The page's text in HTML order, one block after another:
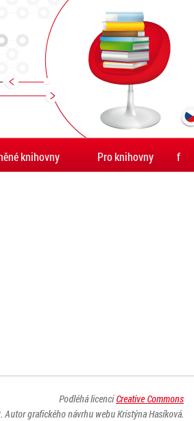
knihovny Pro knihovny f
Podléhá licenciCreative Commons
. Autor grafického návrhu webu Kristýna Hasíková.